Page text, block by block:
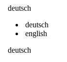
deutsch
deutsch
english
deutsch